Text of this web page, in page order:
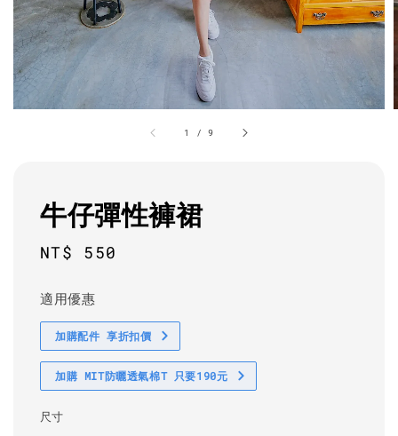
1 /9
牛仔彈性褲裙
Regular
NT$ 550
適用優惠
加購配件 享折扣價
加購 MIT防曬透氣棉T 只要190元
尺寸